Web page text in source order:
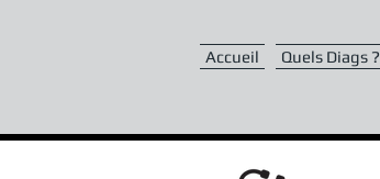
Accueil Quels Diags ?